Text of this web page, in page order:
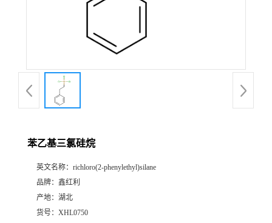
苯乙基三氯硅烷
英文名称： richloro(2-phenylethyl)silane
品牌： 鑫红利
产地： 湖北
货号： XHL0750